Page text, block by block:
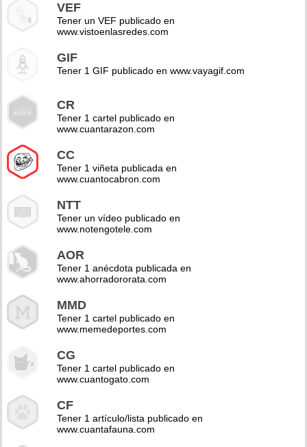
VEF
Tener un VEF publicado en
www.vistoenlasredes.com
GIF
Tener 1 GIF publicado en www.vayagif.com
CR
Tener 1 cartel publicado en
www.cuantarazon.com
CC
Tener 1 viñeta publicada en
www.cuantocabron.com
NTT
Tener un vídeo publicado en
www.notengotele.com
AOR
Tener 1 anécdota publicada en
www.ahorradororata.com
MMD
Tener 1 cartel publicado en
www.memedeportes.com
CG
Tener 1 cartel publicado en
www.cuantogato.com
CF
Tener 1 artículo/lista publicado en
www.cuantafauna.com